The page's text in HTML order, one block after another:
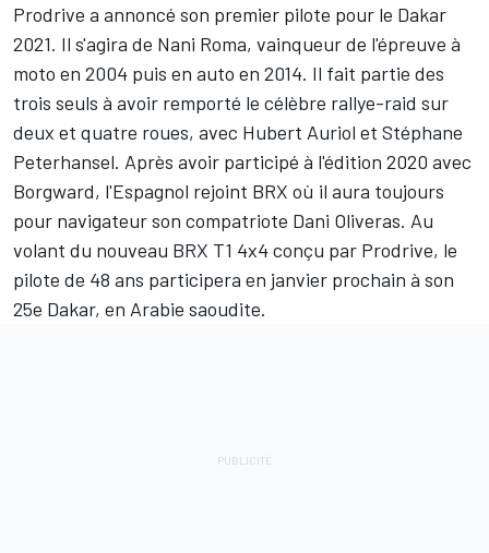
Prodrive a annoncé son premier pilote pour le Dakar
2021. Il s'agira de Nani Roma, vainqueur de l'épreuve à
moto en 2004 puis en auto en 2014. Il fait partie des
trois seuls à avoir remporté le célèbre rallye-raid sur
deux et quatre roues, avec Hubert Auriol et Stéphane
Peterhansel. Après avoir participé à l'édition 2020 avec
Borgward, l'Espagnol rejoint BRX où il aura toujours
pour navigateur son compatriote Dani Oliveras. Au
volant du nouveau BRX T1 4x4 conçu par Prodrive, le
pilote de 48 ans participera en janvier prochain à son
25e Dakar, en Arabie saoudite.